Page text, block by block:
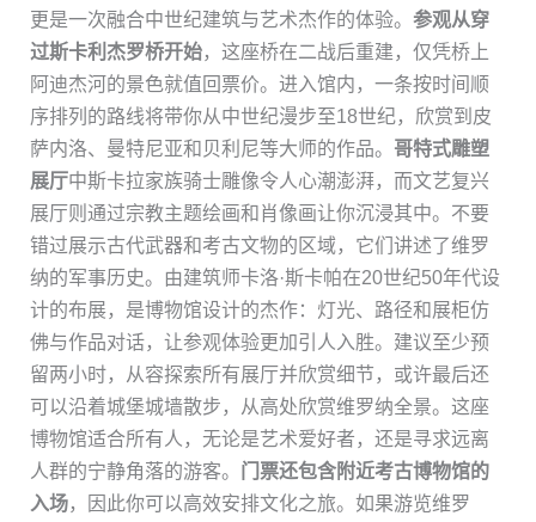
更是一次融合中世纪建筑与艺术杰作的体验。 参观从穿
过斯卡利杰罗桥开始，这座桥在二战后重建，仅凭桥上
阿迪杰河的景色就值回票价。进入馆内，一条按时间顺
序排列的路线将带你从中世纪漫步至18世纪，欣赏到皮
萨内洛、曼特尼亚和贝利尼等大师的作品。 哥特式雕塑
展厅中斯卡拉家族骑士雕像令人心潮澎湃，而文艺复兴
展厅则通过宗教主题绘画和肖像画让你沉浸其中。不要
错过展示古代武器和考古文物的区域，它们讲述了维罗
纳的军事历史。由建筑师卡洛·斯卡帕在20世纪50年代设
计的布展，是博物馆设计的杰作：灯光、路径和展柜仿
佛与作品对话，让参观体验更加引人入胜。建议至少预
留两小时，从容探索所有展厅并欣赏细节，或许最后还
可以沿着城堡城墙散步，从高处欣赏维罗纳全景。这座
博物馆适合所有人，无论是艺术爱好者，还是寻求远离
人群的宁静角落的游客。 门票还包含附近考古博物馆的
入场，因此你可以高效安排文化之旅。如果游览维罗